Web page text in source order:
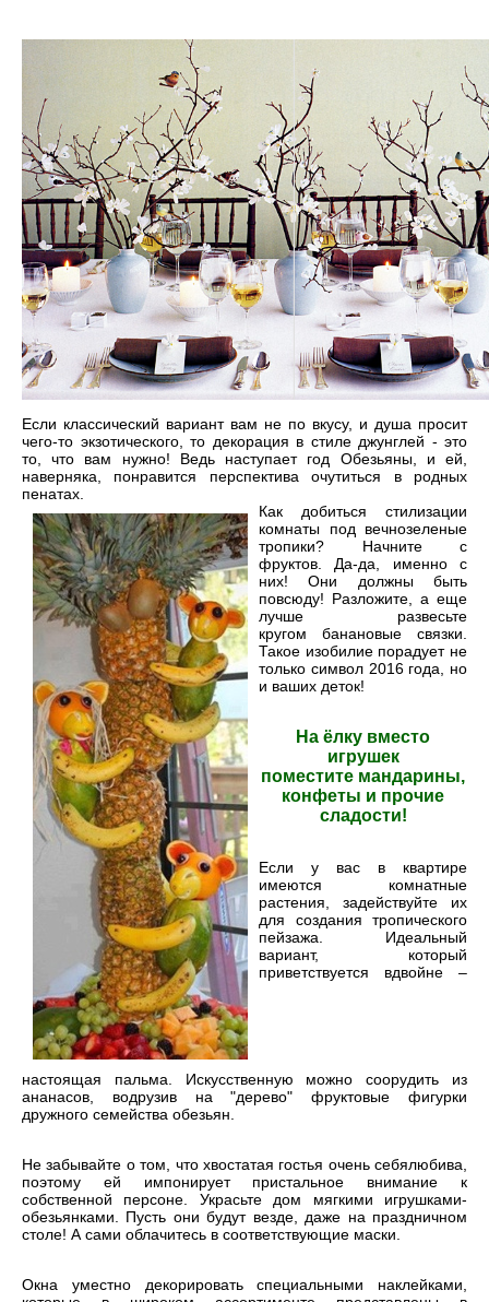
Если классический вариант вам не по вкусу, и душа просит
чего-то экзотического, то декорация в стиле джунглей - это
то, что вам нужно! Ведь наступает год Обезьяны, и ей,
наверняка, понравится перспектива очутиться в родных
пенатах.
Как добиться стилизации
комнаты под вечнозеленые
тропики? Начните с
фруктов. Да-да, именно с
них! Они должны быть
повсюду! Разложите, а еще
лучше развесьте
кругом банановые связки.
Такое изобилие порадует не
только символ 2016 года, но
и ваших деток!
На ёлку вместо
игрушек
поместите мандарины,
конфеты и прочие
сладости!
Если у вас в квартире
имеются комнатные
растения, задействуйте их
для создания тропического
пейзажа. Идеальный
вариант, который
приветствуется вдвойне –
настоящая пальма. Искусственную можно соорудить из
ананасов, водрузив на "дерево" фруктовые фигурки
дружного семейства обезьян.
Не забывайте о том, что хвостатая гостья очень себялюбива,
поэтому ей импонирует пристальное внимание к
собственной персоне. Украсьте дом мягкими игрушками-
обезьянками. Пусть они будут везде, даже на праздничном
столе! А сами облачитесь в соответствующие маски.
Окна уместно декорировать специальными наклейками,